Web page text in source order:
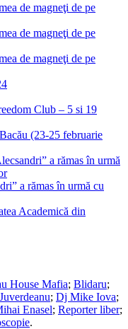
de magneţi de pe
de magneţi de pe
de magneţi de pe
Club – 5 si 19
(23-25 februarie
a rămas în urmă
a rămas în urmă cu
Academică din
House Mafia; Blidaru;
; Dj Mike Iova;
Enasel; Reporter liber;
.